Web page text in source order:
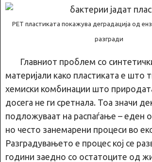
PET пластиката покажува деградација од
разгради
Главниот проблем со
материјали како пластиката е што
хемиски комбинации што
досега не ги сретнала. Тоа значи
подложуваат на распаѓање – еден
но често занемарени процеси во
Разградувањето е процес кој се
години заедно со остатоците од